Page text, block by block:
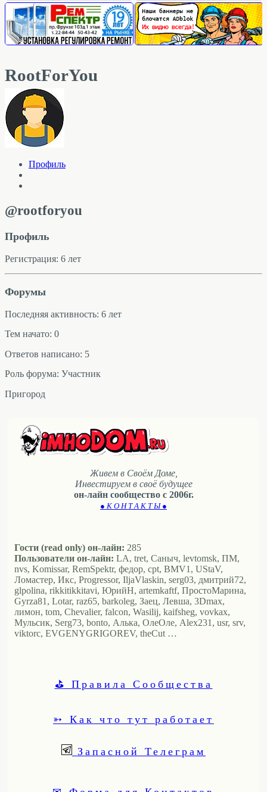
RootForYou
Профиль
@rootforyou
Профиль
Регистрация: 6 лет
Форумы
Последняя активность: 6 лет
Тем начато: 0
Ответов написано: 5
Роль форума: Участник
Пригород
Живем в Своём Доме,
Инвестируем в своё будущее
он-лайн сообщество с 2006г.
● К О Н Т А К Т Ы ●
Гости (read only) он-лайн: 285
Пользователи он-лайн: LA, tret, Саныч, levtomsk, ПМ,
nvs, Komissar, RemSpektr, федор, cpt, BMV1, UStaV,
Ломастер, Икс, Progressor, IljaVlaskin, serg03, дмитрий72,
glpolina, rikkitikkitavi, ЮрийН, artemkaftf, ПростоМарина,
Gyrza81, Lotar, raz65, barkoleg, Заец, Левша, 3Dmax,
лимон, tom, Chevalier, falcon, Wasilij, kaifsheg, vovkax,
Мульсик, Serg73, bonto, Алька, ОлеОле, Alex231, usr, srv,
viktorc, EVGENYGRIGOREV, theCut …
⛳ Правила Сообщества
➳ Как что тут работает
Запасной Телеграм